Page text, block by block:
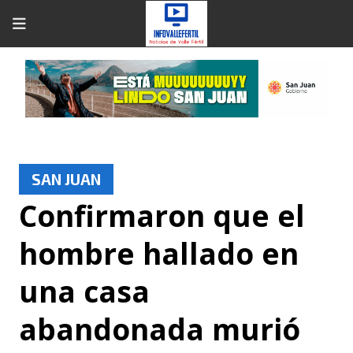
Confirmaron que el
hombre hallado en
una casa
abandonada murió
SAN JUAN